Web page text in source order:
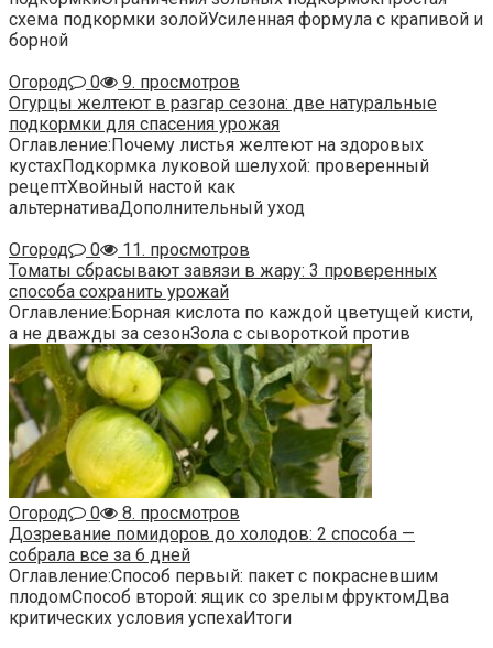
схема подкормки золойУсиленная формула с крапивой и
борной
Огород
0
9. просмотров
Огурцы желтеют в разгар сезона: две натуральные
подкормки для спасения урожая
Оглавление:Почему листья желтеют на здоровых
кустахПодкормка луковой шелухой: проверенный
рецептХвойный настой как
альтернативаДополнительный уход
Огород
0
11. просмотров
Томаты сбрасывают завязи в жару: 3 проверенных
способа сохранить урожай
Оглавление:Борная кислота по каждой цветущей кисти,
а не дважды за сезонЗола с сывороткой против
Огород 0
8. просмотров
Дозревание помидоров до холодов: 2 способа —
собрала все за 6 дней
Оглавление:Способ первый: пакет с покрасневшим
плодомСпособ второй: ящик со зрелым фруктомДва
критических условия успехаИтоги